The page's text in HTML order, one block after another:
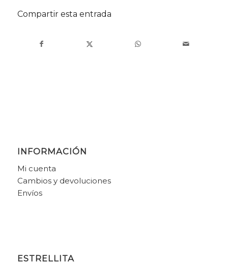
Compartir esta entrada
INFORMACIÓN
Mi cuenta
Cambios y devoluciones
Envíos
ESTRELLITA